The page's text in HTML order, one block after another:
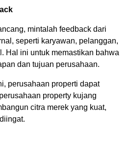
mintalah feedback dari
seperti karyawan, pelanggan,
Hal ini untuk memastikan bahwa
dan tujuan perusahaan.
perusahaan properti dapat
property kujang
citra merek yang kuat,